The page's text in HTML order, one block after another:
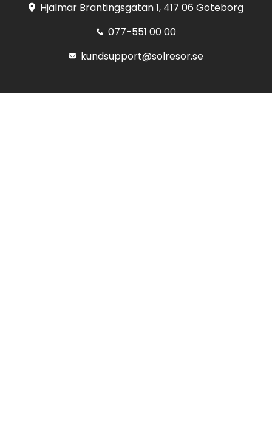
Hjalmar Brantingsgatan 1, 417 06 Göteborg
077-551 00 00
kundsupport@solresor.se